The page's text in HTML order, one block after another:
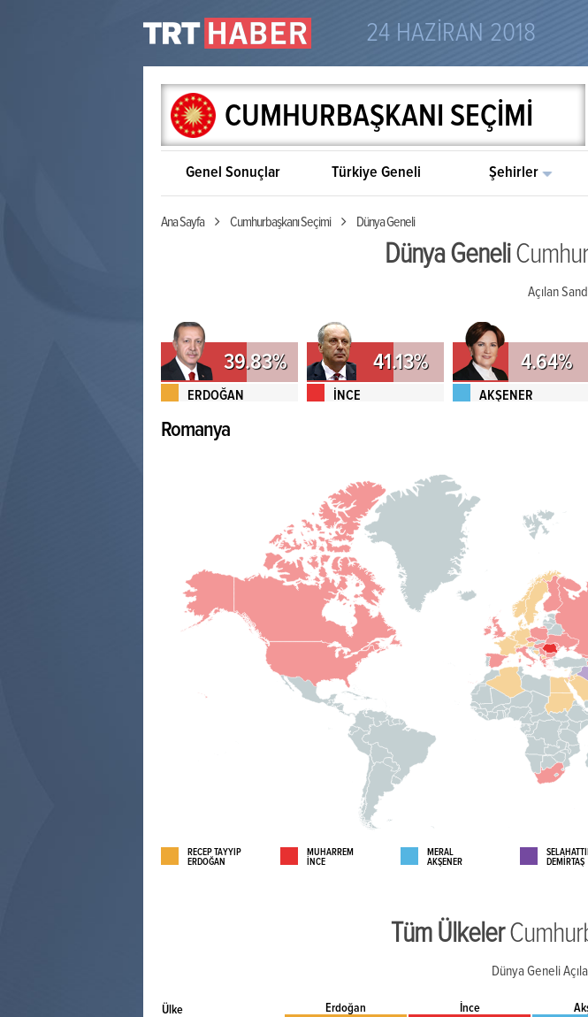
24 HAZİRAN 2018
CUMHURBAŞKANI SEÇİMİ
Genel Sonuçlar Türkiye Geneli Şehirler
Ana Sayfa Cumhurbaşkanı Seçimi Dünya Geneli
Dünya Geneli
Açılan
39.83%
ERDOĞAN
41.13%
İNCE
4.64%
AKŞENER
Romanya
RECEP TAYYİP
ERDOĞAN
MUHARREM
İNCE
MERAL
AKŞENER
DEMİRTAŞ
Tüm Ülkeler
Dünya Geneli
Ülke Erdoğan İnce